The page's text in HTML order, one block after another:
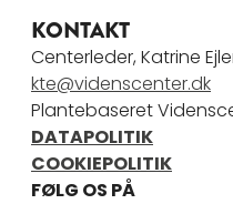
KONTAKT
Centerleder, Katrine
kte@videnscenter.dk
Plantebaseret
DATAPOLITIK
COOKIEPOLITIK
FØLG OS PÅ